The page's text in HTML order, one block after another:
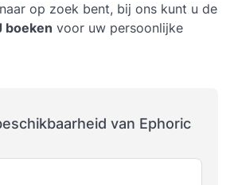
op zoek bent, bij ons kunt u de
boeken voor uw persoonlijke
van Ephoric